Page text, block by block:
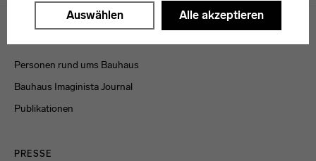
"Auswählen".
Auswählen Alle akzeptieren
Menulinks
Personen rund ums Bauhaus
Bauhaus Imaginista Journal
Publikationen
PRESSE